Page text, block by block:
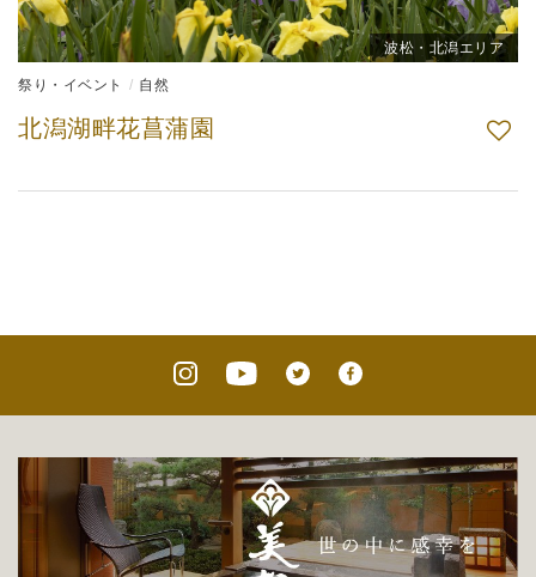
波松・北潟エリア
祭り・イベント 自然
北潟湖畔花菖蒲園